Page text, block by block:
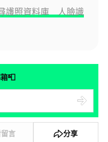
護照資料庫 人臉識
📮
言 分享